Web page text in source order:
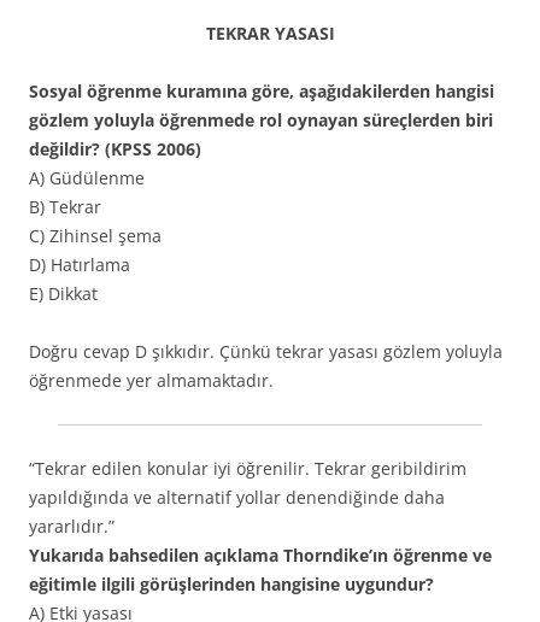
TEKRAR YASASI
Sosyal öğrenme kuramına göre, aşağıdakilerden hangisi
gözlem yoluyla öğrenmede rol oynayan süreçlerden biri
değildir? (KPSS 2006)
A) Güdülenme
B) Tekrar
C) Zihinsel şema
D) Hatırlama
E) Dikkat
Doğru cevap D şıkkıdır. Çünkü tekrar yasası gözlem yoluyla
öğrenmede yer almamaktadır.
“Tekrar edilen konular iyi öğrenilir. Tekrar geribildirim
yapıldığında ve alternatif yollar denendiğinde daha
yararlıdır.”
Yukarıda bahsedilen açıklama Thorndike’ın öğrenme ve
eğitimle ilgili görüşlerinden hangisine uygundur?
A) Etki yasası